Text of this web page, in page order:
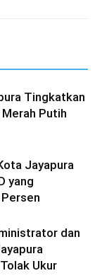
Tingkatkan
Merah Putih
Jayapura
yang
dan
Ukur